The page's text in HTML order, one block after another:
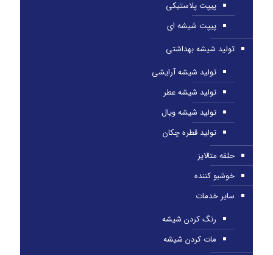
پیپت پلاستیکی
پیپت شیشه ای
تولید شیشه بهداشتی
تولید شیشه آرایشی
تولید شیشه عطر
تولید شیشه ویال
تولید قطره چکان
حلقه متالایز
خوشبو کننده
سایر خدمات
رنگ کردن شیشه
مات کردن شیشه